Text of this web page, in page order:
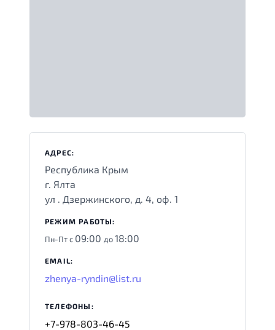
АДРЕС:
Республика Крым
г. Ялта
ул . Дзержинского, д. 4, оф. 1
РЕЖИМ РАБОТЫ:
Пн-Пт с 09:00 до18:00
EMAIL:
zhenya-ryndin@list.ru
ТЕЛЕФОНЫ:
+7-978-803-46-45